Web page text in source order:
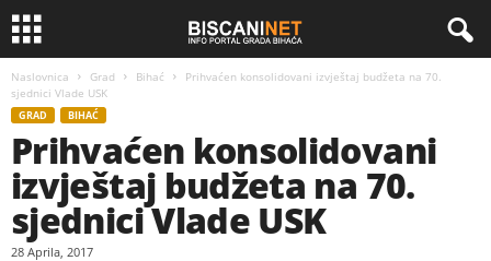
Naslovnica Grad Bihać
Prihvaćen konsolidovani izvještaj budžeta na 70.
sjednici Vlade USK
GRAD BIHAĆ
Prihvaćen konsolidovani
izvještaj budžeta na 70.
sjednici Vlade USK
28 Aprila, 2017